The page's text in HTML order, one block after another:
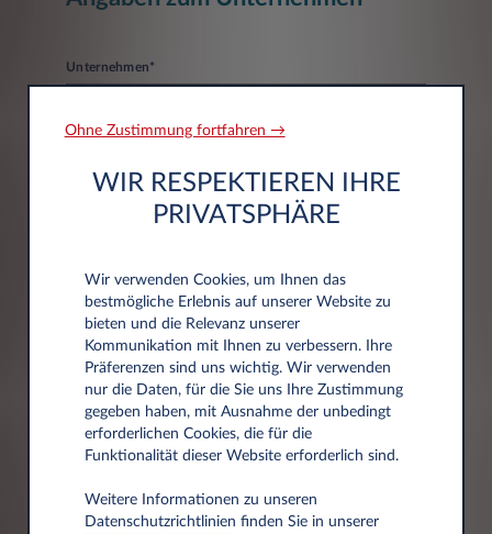
Unternehmen*
Postleitzahl*
Ohne Zustimmung fortfahren →
WIR RESPEKTIEREN IHRE
PRIVATSPHÄRE
Wir verwenden Cookies, um Ihnen das
bestmögliche Erlebnis auf unserer Website zu
bieten und die Relevanz unserer
Kommunikation mit Ihnen zu verbessern. Ihre
Präferenzen sind uns wichtig. Wir verwenden
nur die Daten, für die Sie uns Ihre Zustimmung
gegeben haben, mit Ausnahme der unbedingt
erforderlichen Cookies, die für die
Funktionalität dieser Website erforderlich sind.
Weitere Informationen zu unseren
Datenschutzrichtlinien finden Sie in unserer